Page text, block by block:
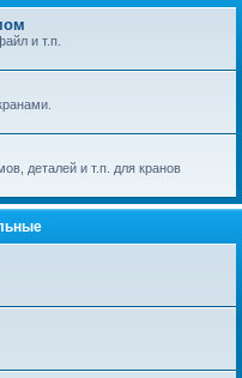
с
и т.п.
деталей и т.п. для кранов